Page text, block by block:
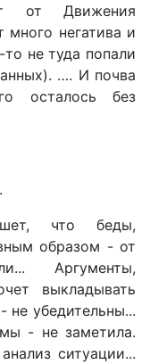
от Движения
негатива и
не туда попали
…. И почва
осталось без
что беды,
образом - от
Аргументы,
выкладывать
не убедительны...
- не заметила.
ситуации...